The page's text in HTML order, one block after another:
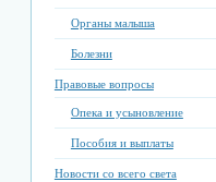
Органы малыша
Болезни
Правовые вопросы
Опека и усыновление
Пособия и выплаты
Новости со всего света